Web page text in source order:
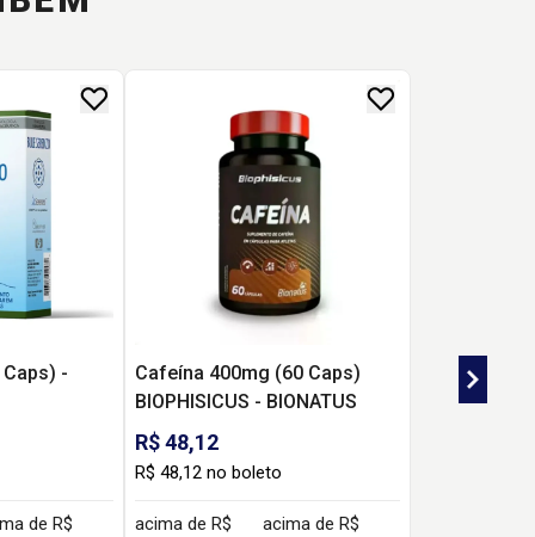
-
de R$
Cafeína 400mg (60 Caps)
BIOPHISICUS - BIONATUS
R$ 48,12
R$ 48,12 no boleto
acima de R$
acima de R$